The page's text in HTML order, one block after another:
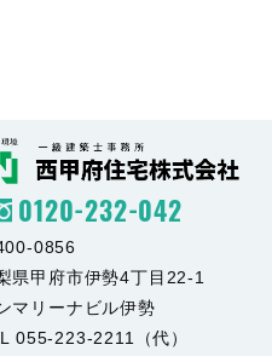
0120-232-042
0856
県甲府市伊勢4丁目22-1
マリーナビル伊勢
055-223-2211（代）